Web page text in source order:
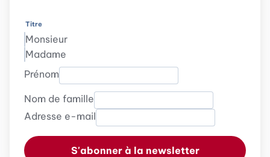
Titre
Monsieur
Madame
Prénom
Nom de famille
Adresse e-mail
S'abonner à la newsletter